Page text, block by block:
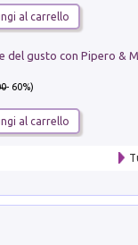
al carrello
- 60%)
al carrello